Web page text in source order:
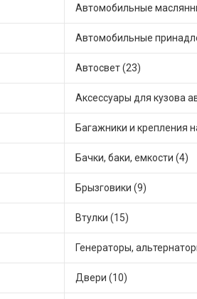
Автомобильные
Автомобильные
Автосвет (23)
Аксессуары для кузова
Багажники и крепления
Бачки, баки, емкости (4)
Брызговики (9)
Втулки (15)
Генераторы,
Двери (10)